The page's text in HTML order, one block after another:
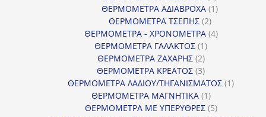
προϊόντα
ΘΕΡΜΟΜΕΤΡΑ ΑΔΙΑΒΡΟΧΑ 11
ΘΕΡΜΟΜΕΤΡΑ ΤΣΕΠΗΣ 22
προϊόντα
ΘΕΡΜΟΜΕΤΡΑ - ΧΡΟΝΟΜΕΤΡΑ 44
ΘΕΡΜΟΜΕΤΡΑ ΓΑΛΑΚΤΟΣ 11
προϊόν
ΘΕΡΜΟΜΕΤΡΑ ΖΑΧΑΡΗΣ 22
προϊόντα
ΘΕΡΜΟΜΕΤΡΑ ΚΡΕΑΤΟΣ 33
προϊόντα
ΘΕΡΜΟΜΕΤΡΑ ΛΑΔΙΟΥ/ΤΗΓΑΝΙΣΜΑΤΟΣ 11
ΘΕΡΜΟΜΕΤΡΑ ΜΑΓΝΗΤΙΚΑ 11
προϊόν
ΘΕΡΜΟΜΕΤΡΑ ΜΕ ΥΠΕΡΥΘΡΕΣ 55